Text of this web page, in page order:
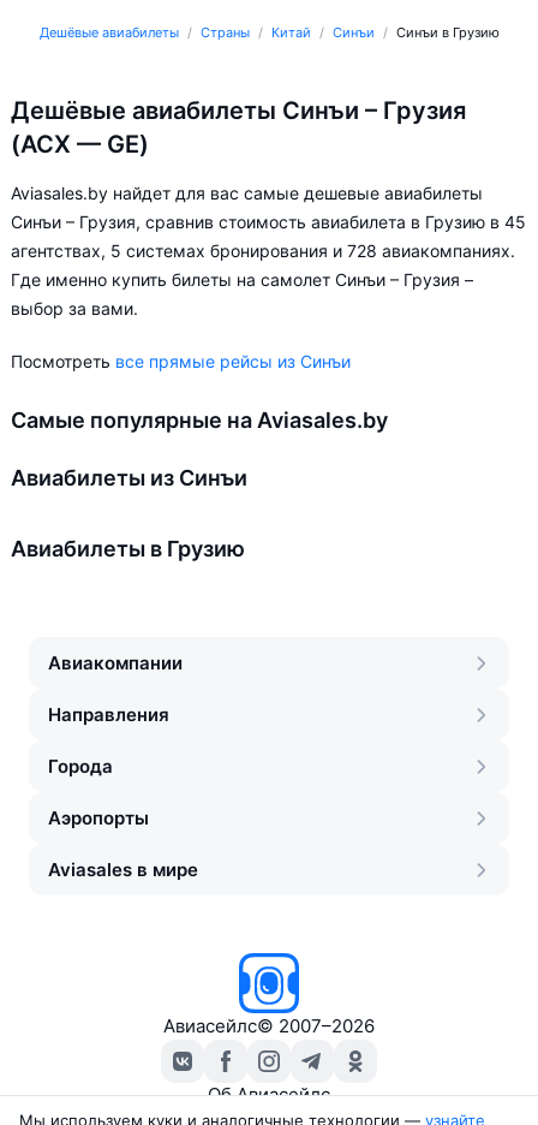
Дешёвые авиабилеты Страны Китай Синъи Синъи в Грузию
Дешёвые авиабилеты Синъи – Грузия
(ACX — GE)
Aviasales.by найдет для вас самые дешевые авиабилеты
Синъи – Грузия, сравнив стоимость авиабилета в Грузию в 45
агентствах, 5 системах бронирования и 728 авиакомпаниях.
Где именно купить билеты на самолет Синъи – Грузия –
выбор за вами.
Посмотреть все прямые рейсы из Синъи
Самые популярные на Aviasales.by
Авиабилеты из Синъи
Авиабилеты в Грузию
Авиакомпании
Направления
Города
Аэропорты
Aviasales в мире
Авиасейлс© 2007–2026
Об Авиасейлс
Пресс‑центр
Мы используем куки и аналогичные технологии — узнайте